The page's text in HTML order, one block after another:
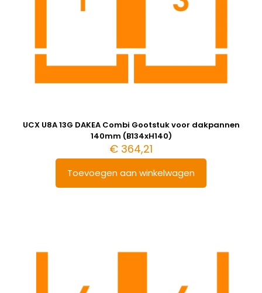
UCX U8A 13G DAKEA Combi Gootstuk voor dakpannen
140mm (B134xH140)
€ 364,21
Toevoegen aan winkelwagen